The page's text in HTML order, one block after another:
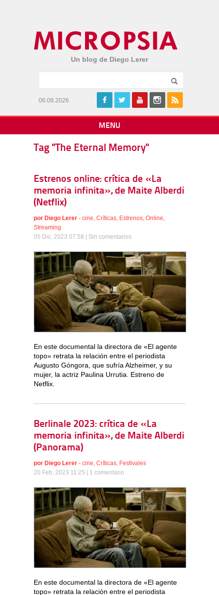
Un blog de Diego Lerer
06.08.2026
MENU
Tag "The Eternal Memory"
Estrenos online: crítica de «La
memoria infinita», de Maite Alberdi
(Netflix)
por Diego Lerer - cine, Críticas, Estrenos, Online,
Streaming
05 Dic, 2023 07:58 | Sin comentarios
En este documental la directora de «El agente
topo» retrata la relación entre el periodista
Augusto Góngora, que sufría Alzheimer, y su
mujer, la actriz Paulina Urrutia. Estreno de
Netflix.
Berlinale 2023: crítica de «La
memoria infinita», de Maite Alberdi
(Panorama)
por Diego Lerer - cine, Críticas, Festivales
20 Feb, 2023 11:25 | 1 comentario
En este documental la directora de «El agente
topo» retrata la relación entre el periodista